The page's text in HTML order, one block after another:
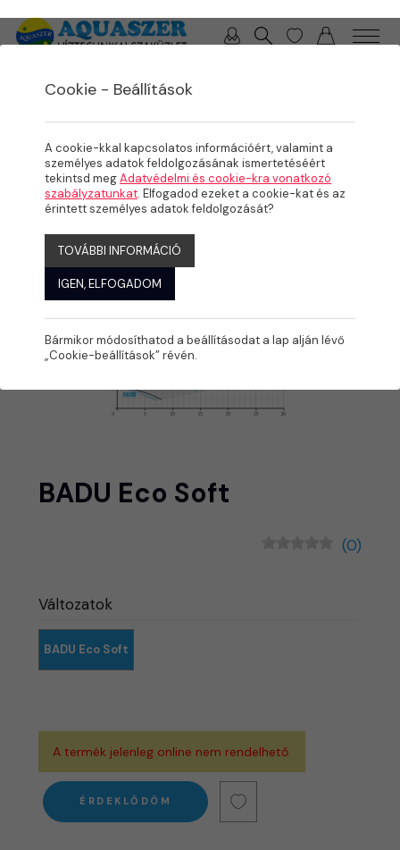
BADU Eco Soft
(0)
Változatok
BADU Eco Soft
A termék jelenleg online nem rendelhető.
ÉRDEKLŐDÖM
Cookie - Beállítások
A cookie-kkal kapcsolatos információért, valamint a
személyes adatok feldolgozásának ismertetéséért
tekintsd megAdatvédelmi és cookie-kra vonatkozó
szabályzatunkat. Elfogadod ezeket a cookie-kat és az
érintett személyes adatok feldolgozását?
TOVÁBBI INFORMÁCIÓ
IGEN, ELFOGADOM
Bármikor módosíthatod a beállításodat a lap alján lévő
„Cookie-beállítások” révén.